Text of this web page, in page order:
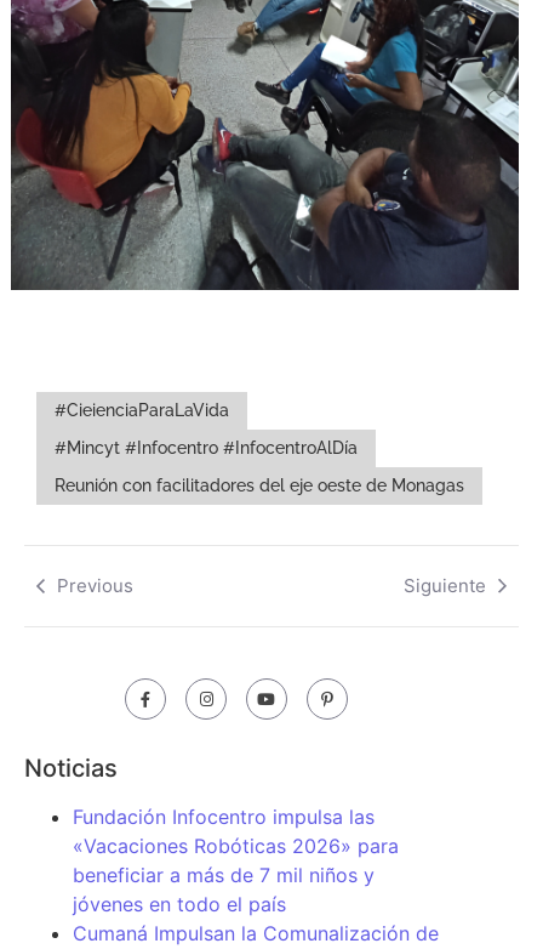
#CieienciaParaLaVida
#Mincyt #Infocentro #InfocentroAlDía
Reunión con facilitadores del eje oeste de Monagas
Previous Siguiente
Noticias
Fundación Infocentro impulsa las
«Vacaciones Robóticas 2026» para
beneficiar a más de 7 mil niños y
jóvenes en todo el país
Cumaná Impulsan la Comunalización de